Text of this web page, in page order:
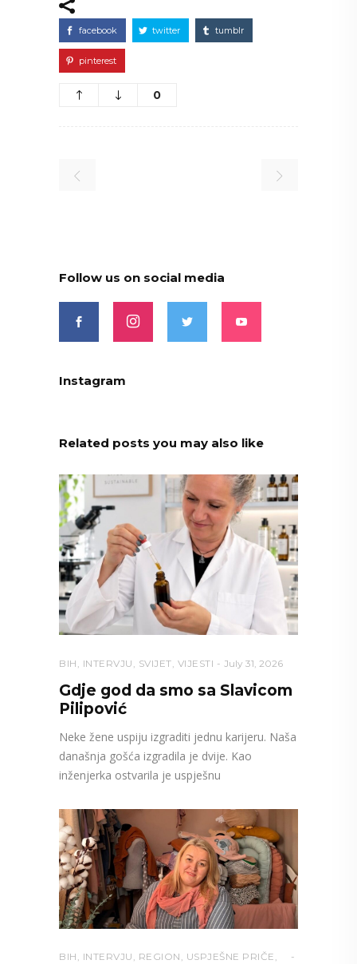
facebook twitter tumblr
pinterest
0
Follow us on social media
Instagram
Related posts you may also like
BIH , INTERVJU , SVIJET, VIJESTI July 31, 2026
Gdje god da smo sa Slavicom
Pilipović
Neke žene uspiju izgraditi jednu karijeru. Naša
današnja gošća izgradila je dvije. Kao
inženjerka ostvarila je uspješnu
BIH , INTERVJU , REGION , USPJEŠNE PRIČE ,